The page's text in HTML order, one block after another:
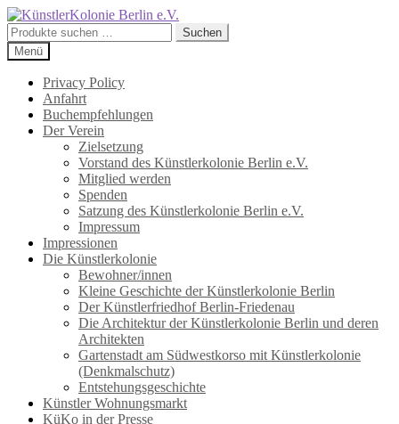
Zur
Navigation
springen
Zum
Inhalt
springen
Suchen
nach:
Suchen
Menü
Privacy Policy
Anfahrt
Buchempfehlungen
Der Verein
Zielsetzung
Vorstand des Künstlerkolonie Berlin e.V.
Mitglied werden
Spenden
Satzung des Künstlerkolonie Berlin e.V.
Impressum
Impressionen
Die Künstlerkolonie
Bewohner/innen
Kleine Geschichte der Künstlerkolonie Berlin
Der Künstlerfriedhof Berlin-Friedenau
Die Architektur der Künstlerkolonie Berlin und deren
Architekten
Gartenstadt am Südwestkorso mit Künstlerkolonie
(Denkmalschutz)
Entstehungsgeschichte
Künstler Wohnungsmarkt
KüKo in der Presse